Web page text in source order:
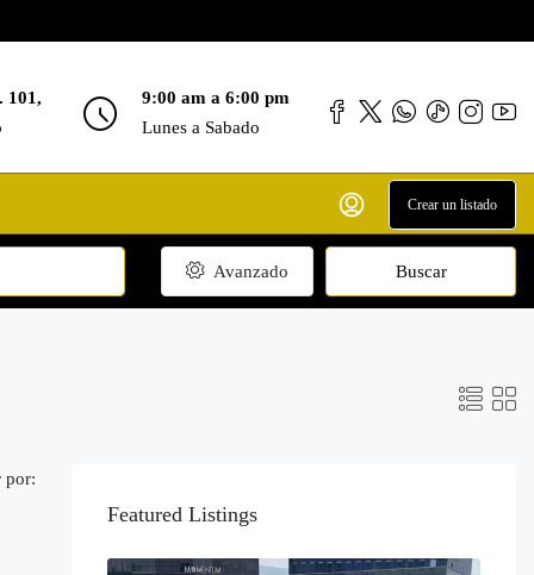
101,
9:00 am a 6:00 pm
Lunes a Sabado
Crear un listado
Avanzado Buscar
por:
Featured Listings